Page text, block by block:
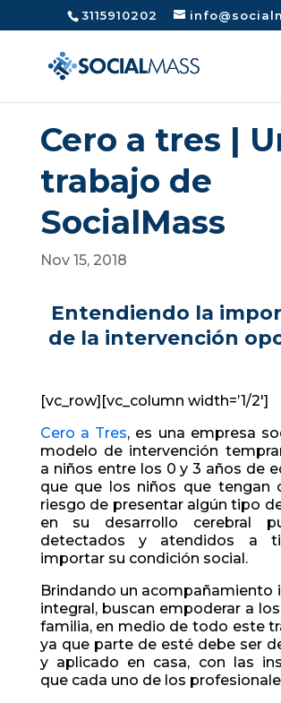
3115910202
Cero a tres |
trabajo de
SocialMass
Nov 15, 2018
Entendiendo la
de la intervención
[vc_row][vc_column width=’1/2′]
Cero a Tres, es una empresa
modelo de intervención
a niños entre los 0 y 3 años de
que que los niños que tengan
riesgo de presentar algún tipo
en su desarrollo cerebral
detectados y atendidos a
importar su condición social.
Brindando un acompañamiento
integral, buscan empoderar a
familia, en medio de todo este
ya que parte de esté debe ser
y aplicado en casa, con las
que cada uno de los